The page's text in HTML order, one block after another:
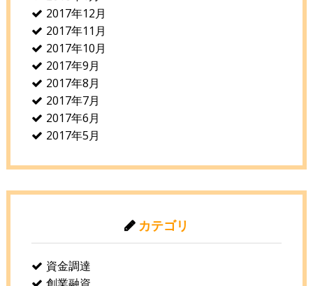
2017年12月
2017年11月
2017年10月
2017年9月
2017年8月
2017年7月
2017年6月
2017年5月
カテゴリ
資金調達
創業融資